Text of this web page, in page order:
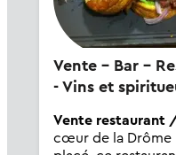
Vente - Bar - Restaurant - Cave à vins
- Vins et
Vente restaurant
cœur de la Drôme